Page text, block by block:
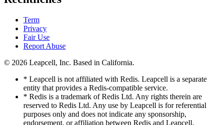
Term
Privacy
Fair Use
Report Abuse
© 2026 Leapcell, Inc. Based in California.
* Leapcell is not affiliated with Redis. Leapcell is a separate
entity that provides a Redis-compatible service.
* Redis is a trademark of Redis Ltd. Any rights therein are
reserved to Redis Ltd. Any use by Leapcell is for referential
purposes only and does not indicate any sponsorship,
endorsement, or affiliation between Redis and Leapcell.